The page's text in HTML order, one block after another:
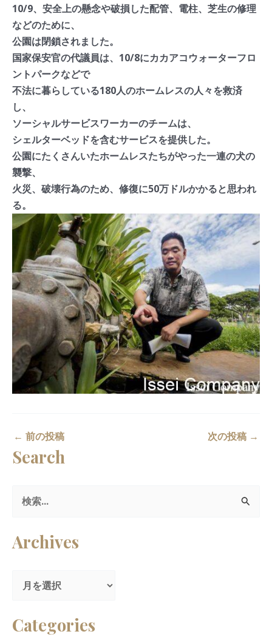
10/9、安全上の懸念や破損した配管、電柱、 芝生の修理
などのために、
公園は閉鎖されました。
国家保安官の代議員は、10/8にカカアコウォーターフロ
ントパークなどで
不法に暮らしている180人のホームレスの人々を救済
し、
ソーシャルサービスワーカーのチームは、
シェルターベッドを含むサービスを提供した。
公園にたくさんいたホームレスたちがやった一連の犬の
襲撃、
火災、破壊行為のため、修復に50万ドルかかると思われ
る。
← 前の投稿 次の投稿 →
Search
対
Archives
Categories